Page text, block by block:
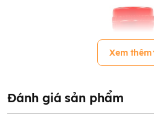
Xem thêm
Đánh giá sản phẩm